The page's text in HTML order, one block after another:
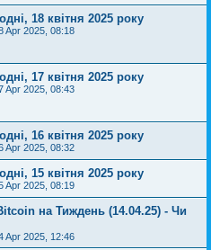
18 квітня 2025 року
Apr 2025, 08:18
17 квітня 2025 року
Apr 2025, 08:43
16 квітня 2025 року
Apr 2025, 08:32
15 квітня 2025 року
Apr 2025, 08:19
на Тиждень (14.04.25) - Чи
Apr 2025, 12:46